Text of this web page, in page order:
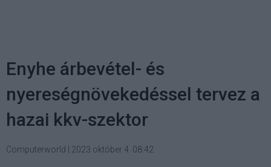
Enyhe árbevétel- és
nyereségnövekedéssel tervez a
hazai kkv-szektor
Computerworld 2023 október 4. 08:42